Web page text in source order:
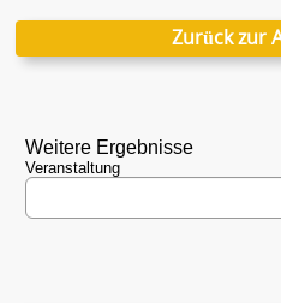
Zurück zur
Weitere Ergebnisse
Veranstaltung